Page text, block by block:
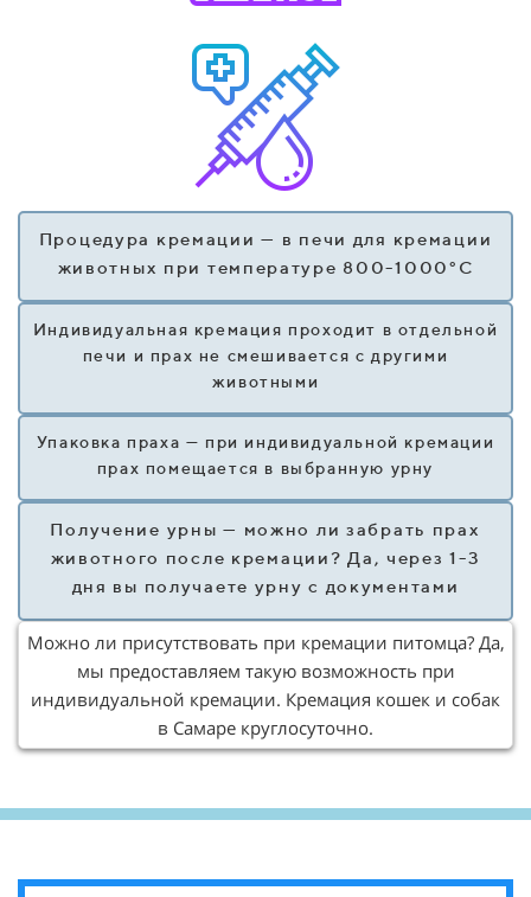
Процедура кремации — в печи для кремации
животных при температуре 800-1000°C
Индивидуальная кремация проходит в отдельной
печи и прах не смешивается с другими
животными
Упаковка праха — при индивидуальной кремации
прах помещается в выбранную урну
Получение урны — можно ли забрать прах
животного после кремации? Да, через 1-3
дня вы получаете урну с документами
Можно ли присутствовать при кремации питомца? Да,
мы предоставляем такую возможность при
индивидуальной кремации. Кремация кошек и собак
в Самаре круглосуточно.